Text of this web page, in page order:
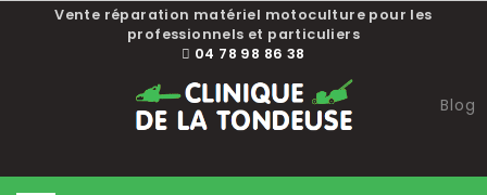
Vente réparation matériel motoculture pour les
professionnels et particuliers
04 78 98 86 38
Blog